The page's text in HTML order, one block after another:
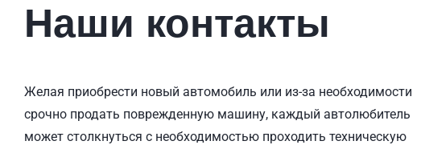
Наши контакты
Желая приобрести новый автомобиль или из-за необходимости
срочно продать поврежденную машину, каждый автолюбитель
может столкнуться с необходимостью проходить техническую